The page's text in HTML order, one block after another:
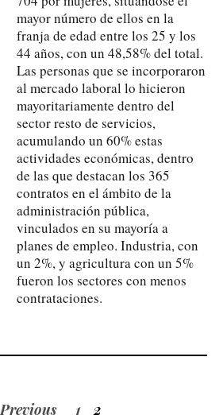
mayor número de ellos en la
franja de edad entre los 25 y los
44 años, con un 48,58% del total.
Las personas que se incorporaron
al mercado laboral lo hicieron
mayoritariamente dentro del
sector resto de servicios,
acumulando un 60% estas
actividades económicas, dentro
de las que destacan los 365
contratos en el ámbito de la
administración pública,
vinculados en su mayoría a
planes de empleo. Industria, con
un 2%, y agricultura con un 5%
fueron los sectores con menos
contrataciones.
Previous 1 2